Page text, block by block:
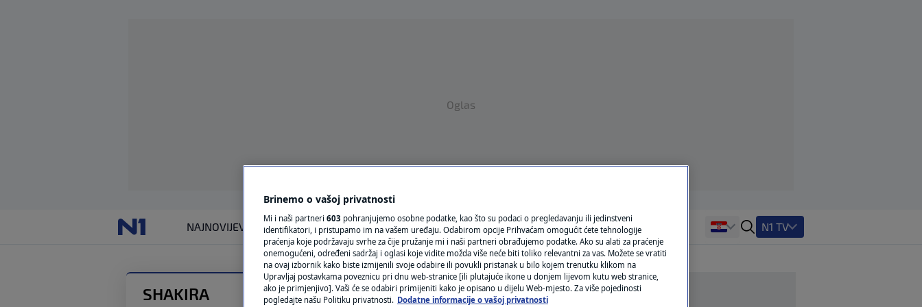
Oglas
NAJNOVIJEVIJESTISVIJET
VRIJEME
N1 TEME
REGIJA
N1 TV
SHAKIRA
Brinemo o vašoj privatnosti
Mi i naši partneri 603 pohranjujemo osobne podatke, kao što su podaci o pregledavanju ili jedinstveni
identifikatori, i pristupamo im na vašem uređaju. Odabirom opcije Prihvaćam omogućit ćete tehnologije
praćenja koje podržavaju svrhe za čije pružanje mi i naši partneri obrađujemo podatke. Ako su alati za praćenje
onemogućeni, određeni sadržaj i oglasi koje vidite možda više neće biti toliko relevantni za vas. Možete se vratiti
na ovaj izbornik kako biste izmijenili svoje odabire ili povukli pristanak u bilo kojem trenutku klikom na
Upravljaj postavkama poveznicu pri dnu web-stranice [ili plutajuće ikone u donjem lijevom kutu web stranice,
ako je primjenjivo]. Vaši će se odabiri primijeniti kako je opisano u dijelu Web-mjesto. Za više pojedinosti
pogledajte našu Politiku privatnosti. Dodatne informacije o vašoj privatnosti